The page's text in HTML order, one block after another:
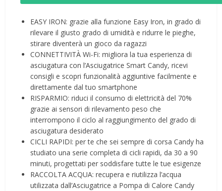
EASY IRON: grazie alla funzione Easy Iron, in grado di
rilevare il giusto grado di umidità e ridurre le pieghe,
stirare diventerà un gioco da ragazzi
CONNETTIVITÀ Wi-Fi: migliora la tua esperienza di
asciugatura con l’Asciugatrice Smart Candy, ricevi
consigli e scopri funzionalità aggiuntive facilmente e
direttamente dal tuo smartphone
RISPARMIO: riduci il consumo di elettricità del 70%
grazie ai sensori di rilevamento peso che
interrompono il ciclo al raggiungimento del grado di
asciugatura desiderato
CICLI RAPIDI: per te che sei sempre di corsa Candy ha
studiato una serie completa di cicli rapidi, da 30 a 90
minuti, progettati per soddisfare tutte le tue esigenze
RACCOLTA ACQUA: recupera e riutilizza l’acqua
utilizzata dall’Asciugatrice a Pompa di Calore Candy